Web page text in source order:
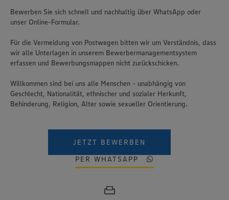
Bewerben Sie sich schnell und nachhaltig über WhatsApp oder
unser Online-Formular.
Für die Vermeidung von Postwegen bitten wir um Verständnis, dass
wir alle Unterlagen in unserem Bewerbermanagementsystem
erfassen und Bewerbungsmappen nicht zurückschicken.
Willkommen sind bei uns alle Menschen - unabhängig von
Geschlecht, Nationalität, ethnischer und sozialer Herkunft,
Behinderung, Religion, Alter sowie sexueller Orientierung.
JETZT BEWERBEN
PER WHATSAPP